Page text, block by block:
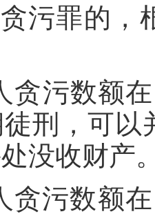
污罪的，
贪污数额
刑，可以
没收财产
贪污数额